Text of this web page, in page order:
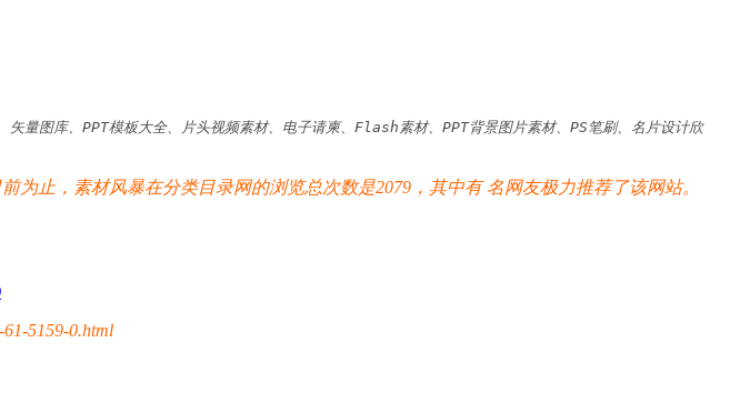
量图库、PPT模板大全、片头视频素材、电子请柬、Flash素材、PPT背景图片素材、PS笔刷、名片设计欣
为止，素材风暴在分类目录网的浏览总次数是2079，其中有名网友极力推荐了该网站。
5159-0.html